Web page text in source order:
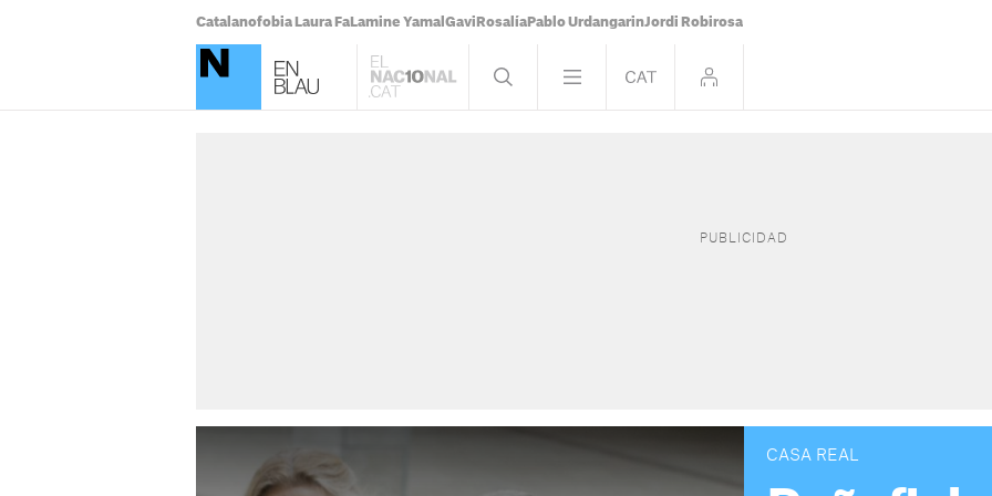
Catalanofobia Laura Fa Lamine Yamal Gavi Rosalía Pablo UrdangarinJordi Robirosa
CASA REAL